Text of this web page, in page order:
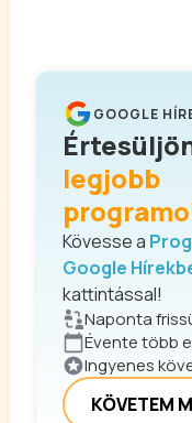
GOOGLE
legjobb
Kövesse a
Google
kattintással!
Naponta
Évente több
Ingyenes
KÖVETEM